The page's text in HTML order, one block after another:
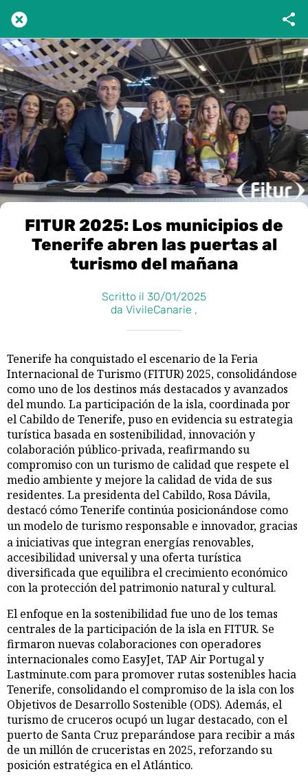
FITUR 2025: Los municipios de
Tenerife abren las puertas al
turismo del mañana
Scritto il 30/01/2025
da VivileCanarie ,
Tenerife ha conquistado el escenario de la Feria
Internacional de Turismo (FITUR) 2025, consolidándose
como uno de los destinos más destacados y avanzados
del mundo. La participación de la isla, coordinada por
el Cabildo de Tenerife, puso en evidencia su estrategia
turística basada en sostenibilidad, innovación y
colaboración público-privada, reafirmando su
compromiso con un turismo de calidad que respete el
medio ambiente y mejore la calidad de vida de sus
residentes. La presidenta del Cabildo, Rosa Dávila,
destacó cómo Tenerife continúa posicionándose como
un modelo de turismo responsable e innovador, gracias
a iniciativas que integran energías renovables,
accesibilidad universal y una oferta turística
diversificada que equilibra el crecimiento económico
con la protección del patrimonio natural y cultural.
El enfoque en la sostenibilidad fue uno de los temas
centrales de la participación de la isla en FITUR. Se
firmaron nuevas colaboraciones con operadores
internacionales como EasyJet, TAP Air Portugal y
Lastminute.com para promover rutas sostenibles hacia
Tenerife, consolidando el compromiso de la isla con los
Objetivos de Desarrollo Sostenible (ODS). Además, el
turismo de cruceros ocupó un lugar destacado, con el
puerto de Santa Cruz preparándose para recibir a más
de un millón de cruceristas en 2025, reforzando su
posición estratégica en el Atlántico.